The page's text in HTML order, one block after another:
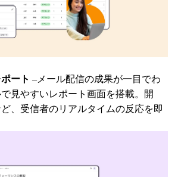
ート –メール配信の成果が一目でわ
見やすいレポート画面を搭載。開
、受信者のリアルタイムの反応を即